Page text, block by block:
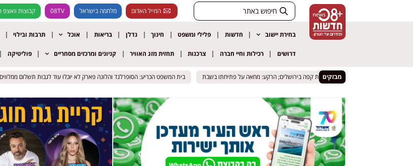
המייל האדום מלחמה בישראל 08TV קבוצות וואצפ
בחירת יישוב חדשות פלילי ומשפט חינוך נדלן בריאות אוכל תרבות ובילוי
דרושים רכילות וחיי חברה צרכנות תחזית מזג האוויר קניונים ומרכזים מסחריים פוליטיקה
מבזקים בית המשפט הכריע: הסופרלנד והלונה פארק לא יוכלו עוד לגבות תשלום ממלווים
בית המשפט הכריע: הסופרלנד והלונה פארק לא יוכלו עוד לגבות תשלום ממלווים